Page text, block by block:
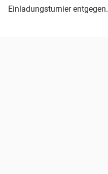
Einladungsturnier entgegen.